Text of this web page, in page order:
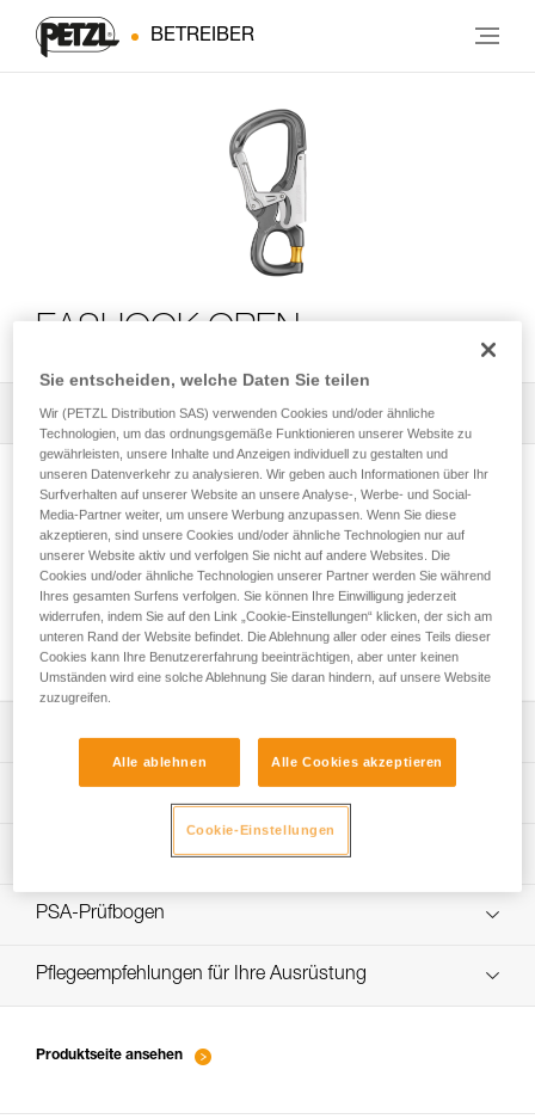
BETREIBER
EASHOOK OPEN
Alle technischen Anwendungen 1 Filter
So stellen Sie sicher, dass Schrauben fest
angezogen sind
Die Gebrauchsanleitung herunterladen
Technical Notice
App zur Kontrolle und Überprüfung Ihrer PSA-
Ablauf der PSA-Prüfung
verif EPI-CONNECTEURS-procedure-DE
PSA-Prüfbogen
verif EPI-suivi-connecteur-DE
Pflegeempfehlungen für Ihre Ausrüstung
Produktseite ansehen
Sie entscheiden, welche Daten Sie teilen
Wir (PETZL Distribution SAS) verwenden Cookies und/oder ähnliche
Technologien, um das ordnungsgemäße Funktionieren unserer Website zu
gewährleisten, unsere Inhalte und Anzeigen individuell zu gestalten und
unseren Datenverkehr zu analysieren. Wir geben auch Informationen über Ihr
Surfverhalten auf unserer Website an unsere Analyse-, Werbe- und Social-
Media-Partner weiter, um unsere Werbung anzupassen. Wenn Sie diese
akzeptieren, sind unsere Cookies und/oder ähnliche Technologien nur auf
unserer Website aktiv und verfolgen Sie nicht auf andere Websites. Die
Cookies und/oder ähnliche Technologien unserer Partner werden Sie während
Ihres gesamten Surfens verfolgen. Sie können Ihre Einwilligung jederzeit
widerrufen, indem Sie auf den Link „Cookie-Einstellungen“ klicken, der sich am
unteren Rand der Website befindet. Die Ablehnung aller oder eines Teils dieser
Cookies kann Ihre Benutzererfahrung beeinträchtigen, aber unter keinen
Umständen wird eine solche Ablehnung Sie daran hindern, auf unsere Website
zuzugreifen.
Alle ablehnen Alle Cookies akzeptieren
Cookie-Einstellungen